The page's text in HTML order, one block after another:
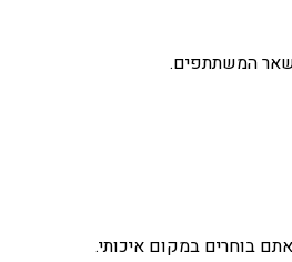
המשתתפים.
בוחרים במקום איכותי.